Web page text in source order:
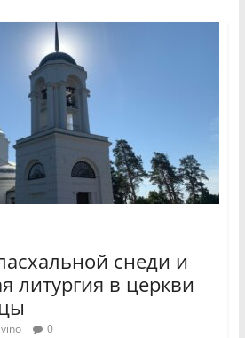
снеди и
литургия в церкви
0